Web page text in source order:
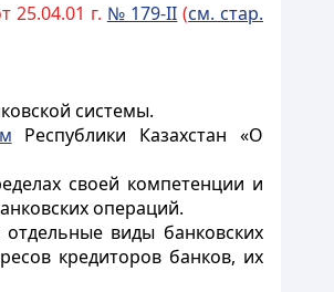
25.04.01 г. № 179-II (см. стар.
системы.
Республики Казахстан «О
своей компетенции и
операций.
виды банковских
кредиторов банков, их